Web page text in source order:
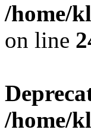
/home/
on line
/home/